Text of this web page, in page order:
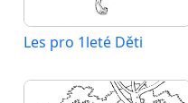
Les pro 1leté Děti